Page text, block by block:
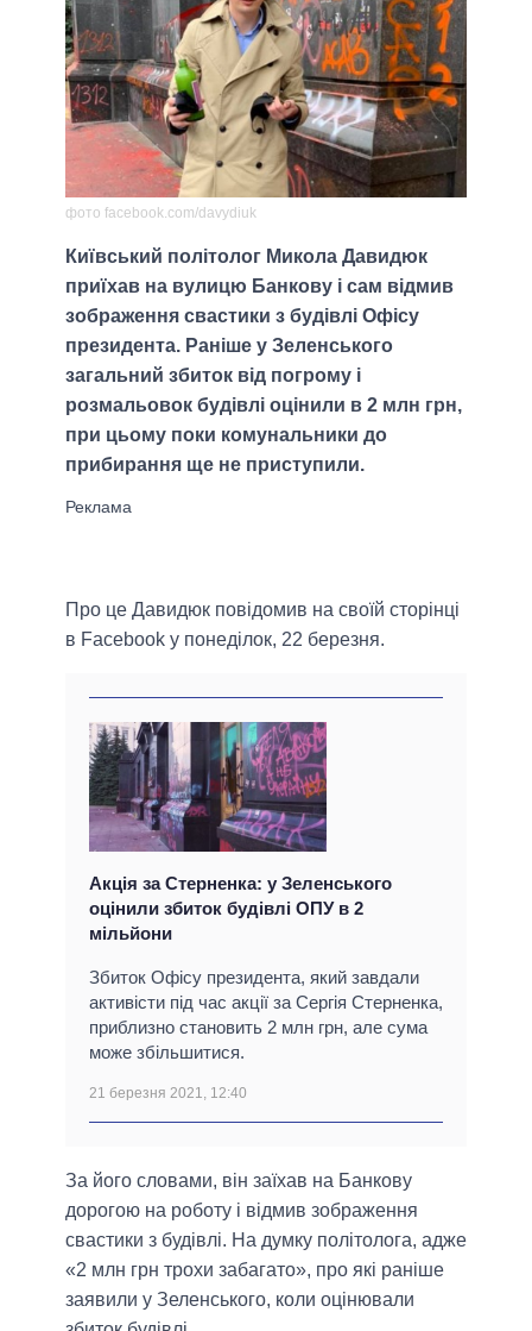
фото facebook.com/davydiuk
Київський політолог Микола Давидюк
приїхав на вулицю Банкову і сам відмив
зображення свастики з будівлі Офісу
президента. Раніше у Зеленського
загальний збиток від погрому і
розмальовок будівлі оцінили в 2 млн грн,
при цьому поки комунальники до
прибирання ще не приступили.
Про це Давидюк повідомив на своїй сторінці
в Facebook у понеділок, 22 березня.
Акція за Стерненка: у Зеленського
оцінили збиток будівлі ОПУ в 2
мільйони
Збиток Офісу президента, який завдали
активісти під час акції за Сергія Стерненка,
приблизно становить 2 млн грн, але сума
може збільшитися.
21 березня 2021, 12:40
За його словами, він заїхав на Банкову
дорогою на роботу і відмив зображення
свастики з будівлі. На думку політолога, адже
«2 млн грн трохи забагато», про які раніше
заявили у Зеленського, коли оцінювали